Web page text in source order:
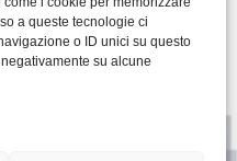
a queste tecnologie ci
o ID unici su questo
su alcune